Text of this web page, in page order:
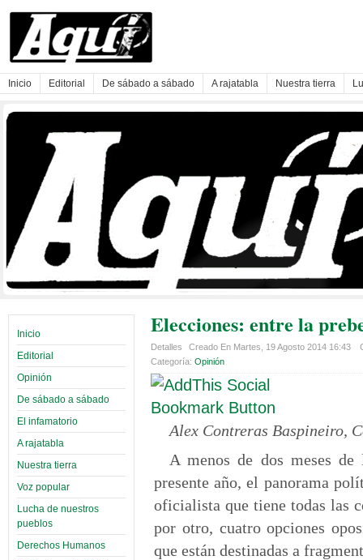
Inicio Editorial De sábado a sábado A rajatabla Nuestra tierra
Inicio
Editorial
Opinión
De sábado a sábado
El infamatorio
A rajatabla
Nuestra tierra
Voz popular
Lucha de nuestros
pueblos
Derechos Humanos
Elecciones: entre la
Detalles Creado En Martes, 19 Agosto 2014 16:43
Categoría: Opinión
Alex Contreras Baspineiro,
A menos de dos meses
presente año, el panorama
oficialista que tiene todas las
por otro, cuatro opciones
que están destinadas a